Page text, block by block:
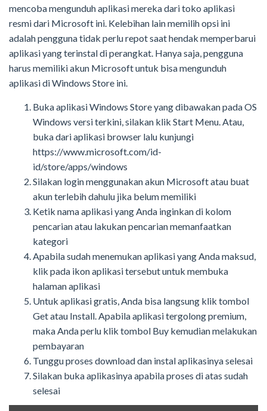
mencoba mengunduh aplikasi mereka dari toko aplikasi
resmidari Microsoft ini. Kelebihan lain memilih opsi ini
adalah pengguna tidak perlu repot saat hendak memperbarui
aplikasi yang terinstal di perangkat. Hanya saja, pengguna
harus memiliki akun Microsoft untuk bisa mengunduh
aplikasi di Windows Store ini.
Buka aplikasiWindows Storeyang dibawakan pada OS
Windows versi terkini, silakan klik Start Menu. Atau,
buka dari aplikasi browser lalu kunjungi
https://www.microsoft.com/id-
id/store/apps/windows
Silakan loginmenggunakanakun Microsoftatau buat
akun terlebih dahulu jika belum memiliki
Ketik nama aplikasi yang Anda inginkan di kolom
pencarian atau lakukan pencarian memanfaatkan
kategori
Apabila sudah menemukan aplikasi yang Anda maksud,
klik pada ikon aplikasi tersebut untuk membuka
halaman aplikasi
Untuk aplikasi gratis, Anda bisa langsung klik tombol
Get atau Install. Apabila aplikasi tergolong premium,
maka Anda perlu klik tombol Buy kemudian melakukan
pembayaran
Tunggu proses download dan instalaplikasinyaselesai
Silakan buka aplikasinya apabila proses di atas sudah
selesai